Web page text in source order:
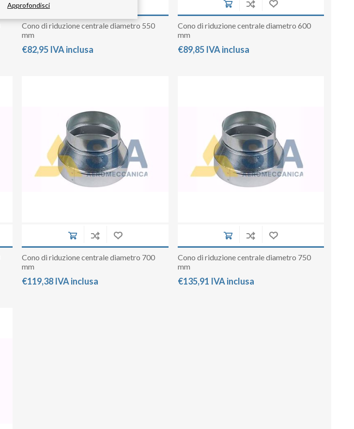
Cono di riduzione centrale diametro 550
mm
€82,95 IVA inclusa
Cono di riduzione centrale diametro 600
mm
€89,85 IVA inclusa
Cono di riduzione centrale diametro 700
mm
€119,38 IVA inclusa
Cono di riduzione centrale diametro 750
mm
€135,91 IVA inclusa
Approfondisci